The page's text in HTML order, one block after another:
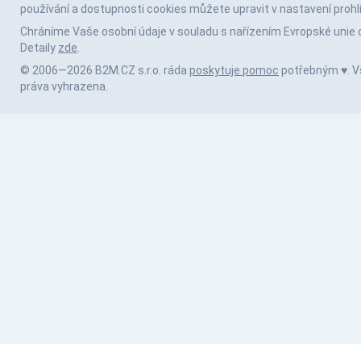
používání a dostupnosti cookies můžete upravit v nastavení
Chráníme Vaše osobní údaje v souladu s nařízením Evropské unie
Detaily zde
© 2006—2026 B2M.CZ s.r.o. ráda poskytuje pomoc potřebným ♥️.
práva vyhrazena.